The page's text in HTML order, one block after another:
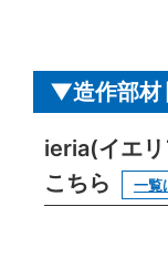
造作部材
ieria(イエ
こちら
一覧